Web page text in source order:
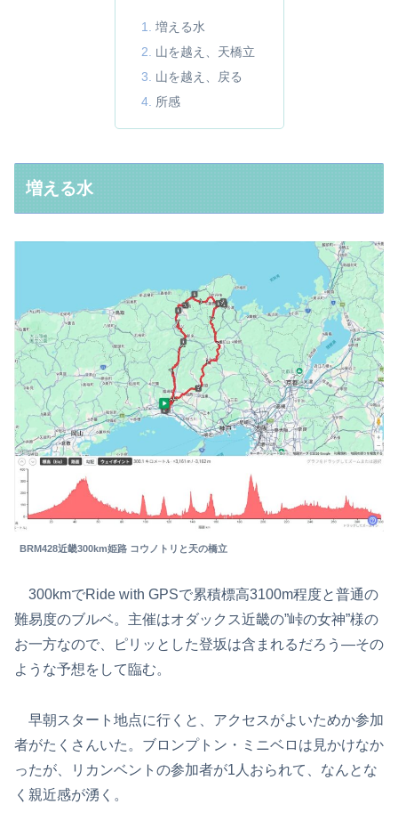
増える水
山を越え、天橋立
山を越え、戻る
所感
増える水
BRM428近畿300km姫路 コウノトリと天の橋立
300kmでRide with GPSで累積標高3100m程度と普通の
難易度のブルベ。主催はオダックス近畿の”峠の女神”様の
お一方なので、ピリッとした登坂は含まれるだろう―その
ような予想をして臨む。
早朝スタート地点に行くと、アクセスがよいためか参加
者がたくさんいた。ブロンプトン・ミニベロは見かけなか
ったが、リカンベントの参加者が1人おられて、なんとな
く親近感が湧く。